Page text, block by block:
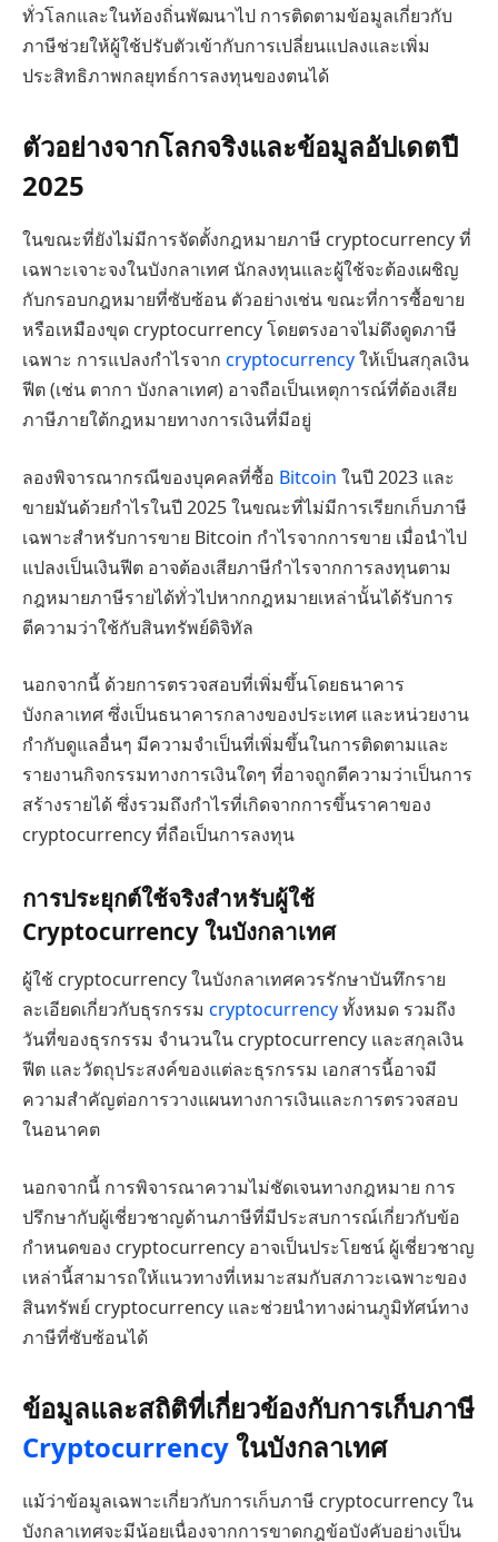
ทั่วโลกและในท้องถิ่นพัฒนาไป การติดตามข้อมูลเกี่ยวกับ
ภาษีช่วยให้ผู้ใช้ปรับตัวเข้ากับการเปลี่ยนแปลงและเพิ่ม
ประสิทธิภาพกลยุทธ์การลงทุนของตนได้
ตัวอย่างจากโลกจริงและข้อมูลอัปเดตปี
2025
ในขณะที่ยังไม่มีการจัดตั้งกฎหมายภาษี cryptocurrency ที่
เฉพาะเจาะจงในบังกลาเทศ นักลงทุนและผู้ใช้จะต้องเผชิญ
กับกรอบกฎหมายที่ซับซ้อน ตัวอย่างเช่น ขณะที่การซื้อขาย
หรือเหมืองขุด cryptocurrency โดยตรงอาจไม่ดึงดูดภาษี
เฉพาะ การแปลงกำไรจาก cryptocurrencyให้เป็นสกุลเงิน
ฟีต (เช่น ตากา บังกลาเทศ) อาจถือเป็นเหตุการณ์ที่ต้องเสีย
ภาษีภายใต้กฎหมายทางการเงินที่มีอยู่
ลองพิจารณากรณีของบุคคลที่ซื้อ Bitcoin ในปี 2023 และ
ขายมันด้วยกำไรในปี 2025 ในขณะที่ไม่มีการเรียกเก็บภาษี
เฉพาะสำหรับการขาย Bitcoin กำไรจากการขาย เมื่อนำไป
แปลงเป็นเงินฟีต อาจต้องเสียภาษีกำไรจากการลงทุนตาม
กฎหมายภาษีรายได้ทั่วไปหากกฎหมายเหล่านั้นได้รับการ
ตีความว่าใช้กับสินทรัพย์ดิจิทัล
นอกจากนี้ ด้วยการตรวจสอบที่เพิ่มขึ้นโดยธนาคาร
บังกลาเทศ ซึ่งเป็นธนาคารกลางของประเทศ และหน่วยงาน
กำกับดูแลอื่นๆ มีความจำเป็นที่เพิ่มขึ้นในการติดตามและ
รายงานกิจกรรมทางการเงินใดๆ ที่อาจถูกตีความว่าเป็นการ
สร้างรายได้ ซึ่งรวมถึงกำไรที่เกิดจากการขึ้นราคาของ
cryptocurrency ที่ถือเป็นการลงทุน
การประยุกต์ใช้จริงสำหรับผู้ใช้
Cryptocurrency ในบังกลาเทศ
ผู้ใช้ cryptocurrency ในบังกลาเทศควรรักษาบันทึกราย
ละเอียดเกี่ยวกับธุรกรรม cryptocurrencyทั้งหมด รวมถึง
วันที่ของธุรกรรม จำนวนใน cryptocurrency และสกุลเงิน
ฟีต และวัตถุประสงค์ของแต่ละธุรกรรม เอกสารนี้อาจมี
ความสำคัญต่อการวางแผนทางการเงินและการตรวจสอบ
ในอนาคต
นอกจากนี้ การพิจารณาความไม่ชัดเจนทางกฎหมาย การ
ปรึกษากับผู้เชี่ยวชาญด้านภาษีที่มีประสบการณ์เกี่ยวกับข้อ
กำหนดของ cryptocurrency อาจเป็นประโยชน์ ผู้เชี่ยวชาญ
เหล่านี้สามารถให้แนวทางที่เหมาะสมกับสภาวะเฉพาะของ
สินทรัพย์ cryptocurrency และช่วยนำทางผ่านภูมิทัศน์ทาง
ภาษีที่ซับซ้อนได้
ข้อมูลและสถิติที่เกี่ยวข้องกับการเก็บภาษี
Cryptocurrencyในบังกลาเทศ
แม้ว่าข้อมูลเฉพาะเกี่ยวกับการเก็บภาษี cryptocurrency ใน
บังกลาเทศจะมีน้อยเนื่องจากการขาดกฎข้อบังคับอย่างเป็น